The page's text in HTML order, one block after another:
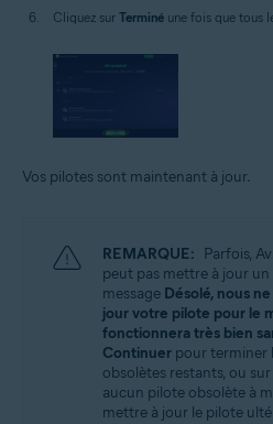
Cliquez sur Terminé une fois que tous
Vos pilotes sont maintenant à jour.
REMARQUE: Parfois,
peut pas mettre à jour
message Désolé, nous
jour votre pilote pour le
fonctionnera très bien
Continuer pour terminer
obsolètes restants, ou sur
aucun pilote obsolète à
mettre à jour le pilote